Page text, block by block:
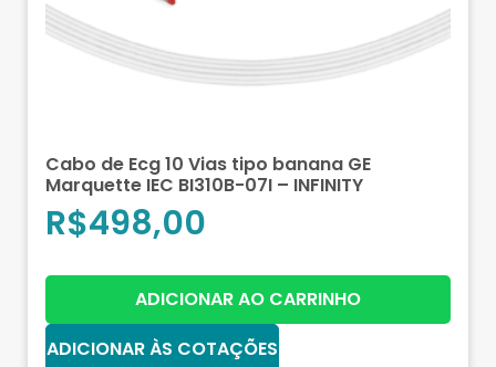
Cabo de Ecg 10 Vias tipo banana GE
Marquette IEC BI310B-07I – INFINITY
R$498,00
ADICIONAR AO CARRINHO
ADICIONAR ÀS COTAÇÕES